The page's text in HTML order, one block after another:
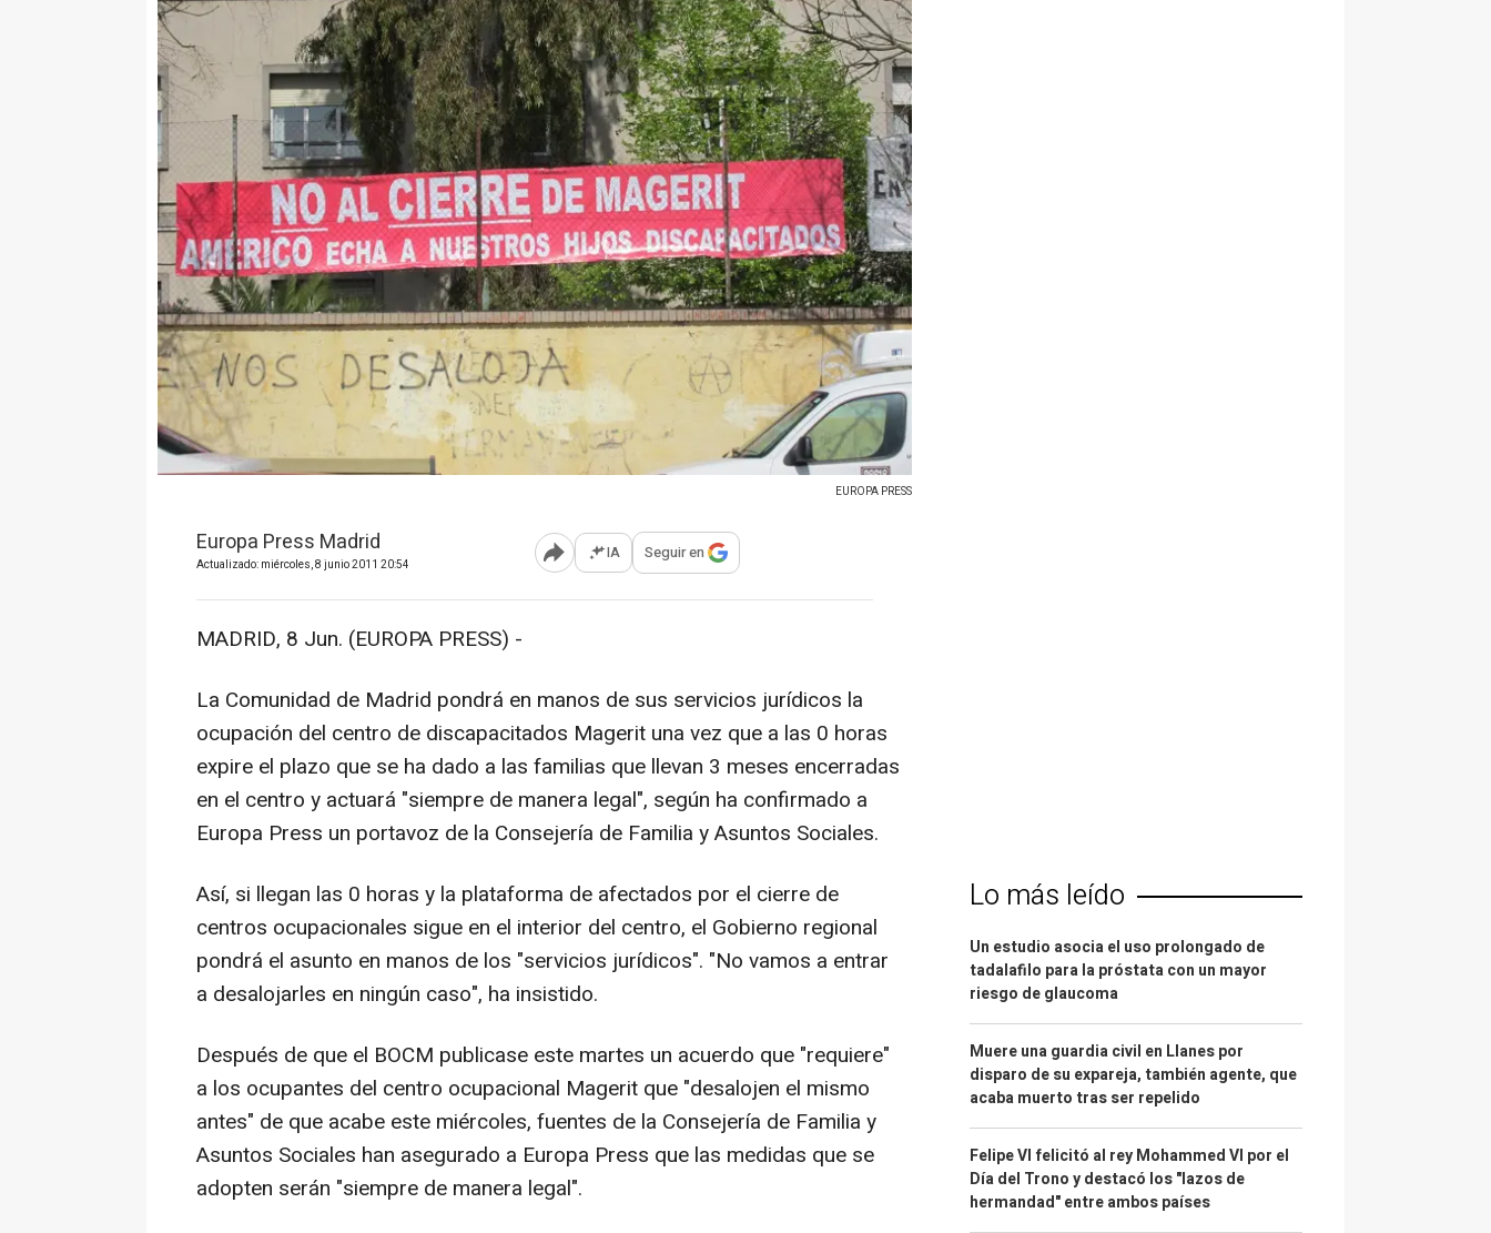
EUROPA PRESS
Europa Press Madrid
Actualizado: miércoles, 8 junio 2011 20:54 Abrir opciones para compartir
IA Seguir en
MADRID, 8 Jun. (EUROPA PRESS) -
La Comunidad de Madrid pondrá en manos de sus servicios jurídicos la
ocupación del centro de discapacitados Magerit una vez que a las 0 horas
expire el plazo que se ha dado a las familias que llevan 3 meses encerradas
en el centro y actuará "siempre de manera legal", según ha confirmado a
Europa Press un portavoz de la Consejería de Familia y Asuntos Sociales.
Así, si llegan las 0 horas y la plataforma de afectados por el cierre de
centros ocupacionales sigue en el interior del centro, el Gobierno regional
pondrá el asunto en manos de los "servicios jurídicos". "No vamos a entrar
a desalojarles en ningún caso", ha insistido.
Después de que el BOCM publicase este martes un acuerdo que "requiere"
a los ocupantes del centro ocupacional Magerit que "desalojen el mismo
antes" de que acabe este miércoles, fuentes de la Consejería de Familia y
Asuntos Sociales han asegurado a Europa Press que las medidas que se
adopten serán "siempre de manera legal".
Lo más leído
Un estudio asocia el uso prolongado de
tadalafilo para la próstata con un mayor
riesgo de glaucoma
Muere una guardia civil en Llanes por
disparo de su expareja, también agente, que
acaba muerto tras ser repelido
Felipe VI felicitó al rey Mohammed VI por el
Día del Trono y destacó los "lazos de
hermandad" entre ambos países